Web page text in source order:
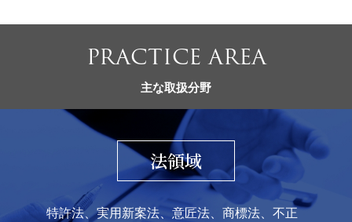
PRACTICE AREA
主な取扱分野
法領域
特許法、実用新案法、意匠法、商標法、不正